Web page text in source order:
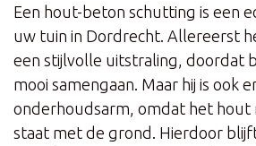
Een hout-beton schutting is een
uw tuin in Dordrecht. Allereerst
een stijlvolle uitstraling, doordat
mooi samengaan. Maar hij is ook
onderhoudsarm, omdat het hout
staat met de grond. Hierdoor